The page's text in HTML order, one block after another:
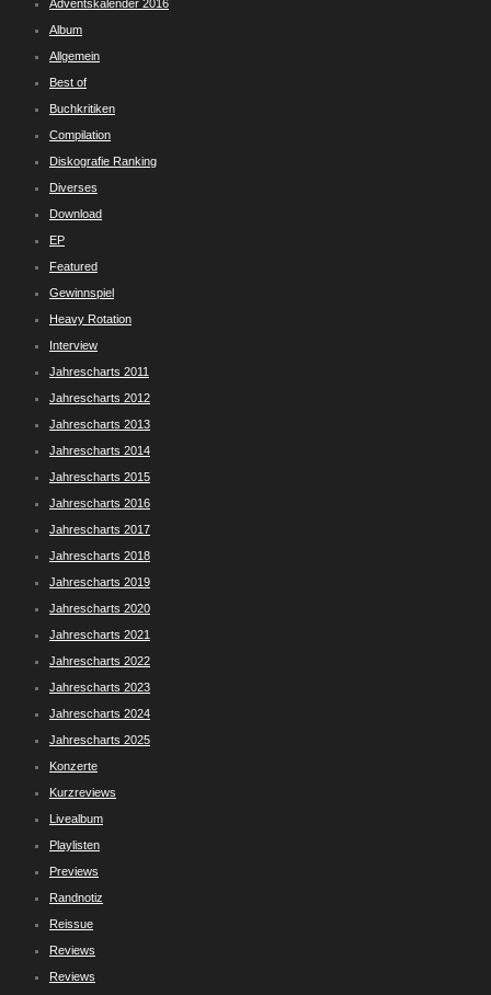
Adventskalender 2016
Album
Allgemein
Best of
Buchkritiken
Compilation
Diskografie Ranking
Diverses
Download
EP
Featured
Gewinnspiel
Heavy Rotation
Interview
Jahrescharts 2011
Jahrescharts 2012
Jahrescharts 2013
Jahrescharts 2014
Jahrescharts 2015
Jahrescharts 2016
Jahrescharts 2017
Jahrescharts 2018
Jahrescharts 2019
Jahrescharts 2020
Jahrescharts 2021
Jahrescharts 2022
Jahrescharts 2023
Jahrescharts 2024
Jahrescharts 2025
Konzerte
Kurzreviews
Livealbum
Playlisten
Previews
Randnotiz
Reissue
Reviews
Reviews